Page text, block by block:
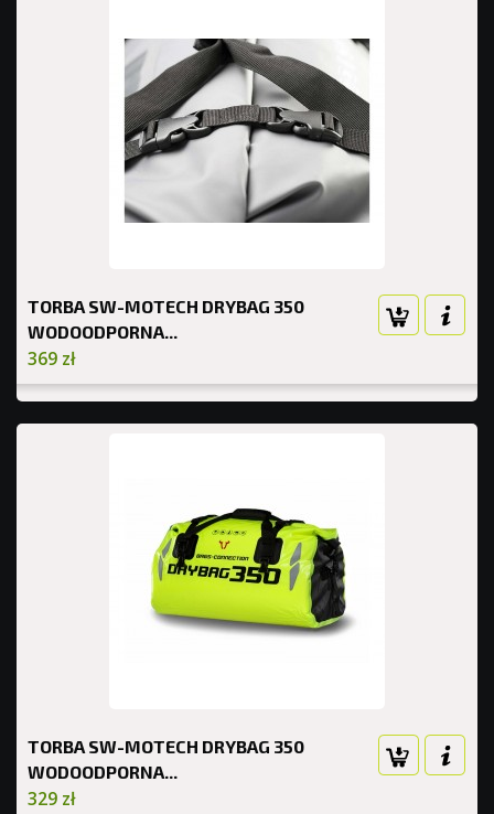
TORBA SW-MOTECH DRYBAG 350
WODOODPORNA...
369 zł
TORBA SW-MOTECH DRYBAG 350
WODOODPORNA...
329 zł